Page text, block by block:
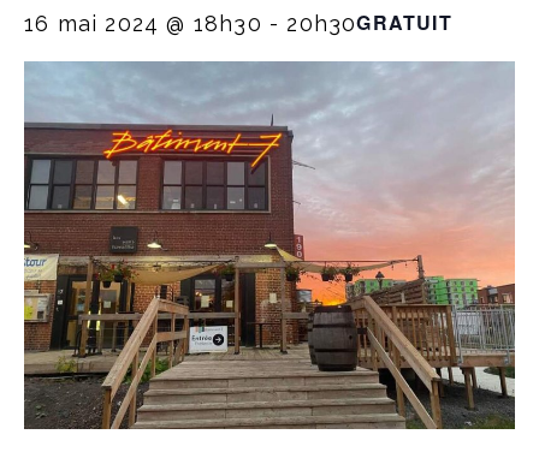
16 mai 2024 @ 18h30 - 20h30GRATUIT